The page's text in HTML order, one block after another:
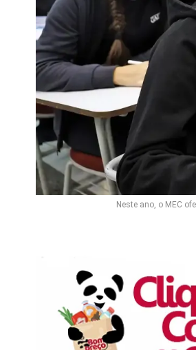
Neste ano, o MEC